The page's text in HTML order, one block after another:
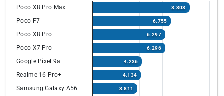
Poco X8 Pro Max 8.308
Poco F7 6.755
Poco X8 Pro 6.297
Poco X7 Pro 6.296
Google Pixel 9a 4.236
Realme 16 Pro+ 4.134
Samsung Galaxy A56 3.811